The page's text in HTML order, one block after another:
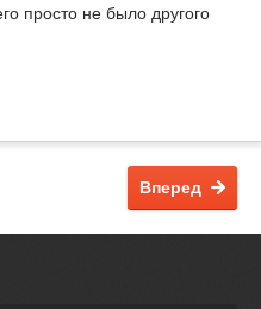
просто не было другого
Вперед